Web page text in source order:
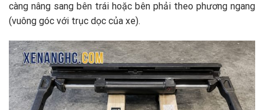
càng nâng sang bên trái hoặc bên phải theo phương ngang
(vuông góc với trục dọc của xe).